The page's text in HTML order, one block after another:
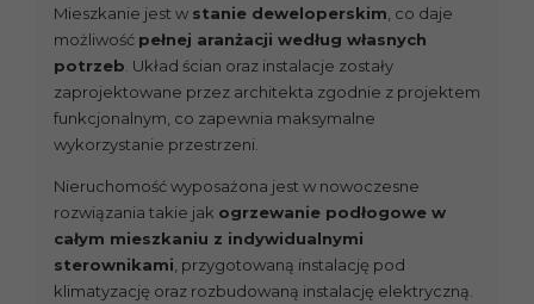
Mieszkanie jest w stanie deweloperskim , co daje
możliwość pełnej aranżacji według własnych
potrzeb . Układ ścian oraz instalacje zostały
zaprojektowane przez architekta zgodnie z projektem
funkcjonalnym, co zapewnia maksymalne
wykorzystanie przestrzeni.
Nieruchomość wyposażona jest w nowoczesne
rozwiązania takie jak ogrzewanie podłogowe w
całym mieszkaniu z indywidualnymi
sterownikami , przygotowaną instalację pod
klimatyzację oraz rozbudowaną instalację elektryczną.